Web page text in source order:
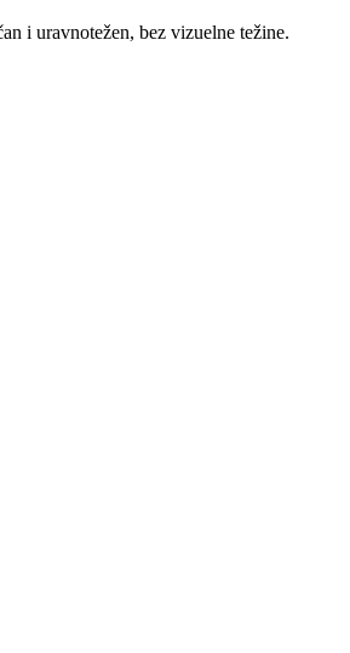
i uravnotežen, bez vizuelne težine.